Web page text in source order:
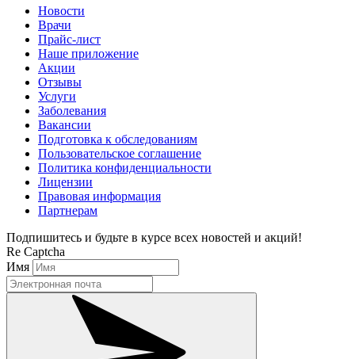
Новости
Врачи
Прайс-лист
Наше приложение
Акции
Отзывы
Услуги
Заболевания
Вакансии
Подготовка к обследованиям
Пользовательское соглашение
Политика конфиденциальности
Лицензии
Правовая информация
Партнерам
Подпишитесь и будьте в курсе всех новостей и акций!
Re Captcha
Имя